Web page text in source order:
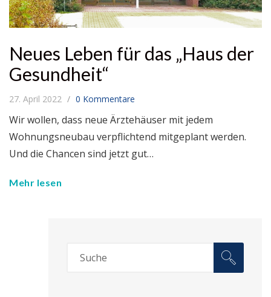
Neues Leben für das „Haus der
Gesundheit“
27. April 2022 0 Kommentare
Wir wollen, dass neue Ärztehäuser mit jedem
Wohnungsneubau verpflichtend mitgeplant werden.
Und die Chancen sind jetzt gut…
Mehr lesen